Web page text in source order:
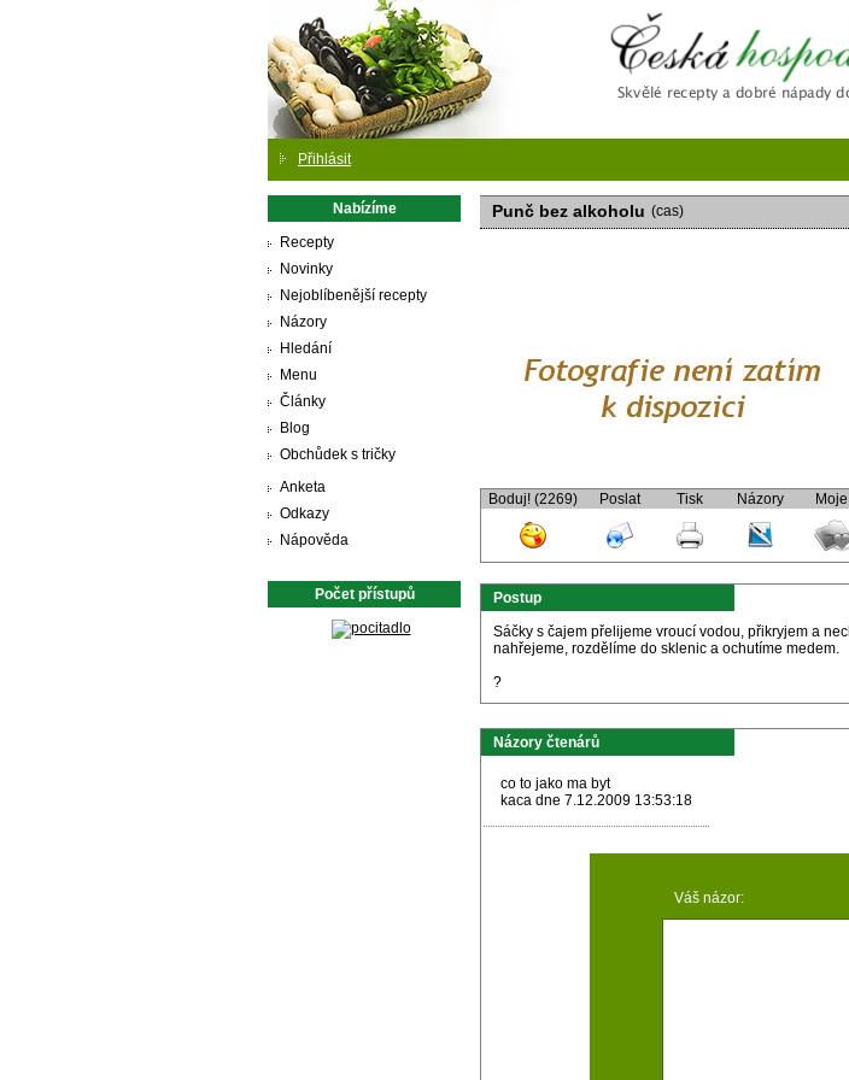
Česká
Přihlásit
Nabízíme
Recepty
Novinky
Nejoblíbenější recepty
Názory
Hledání
Menu
Články
Blog
Obchůdek s tričky
Anketa
Odkazy
Nápověda
Počet přístupů
Punč bez alkoholu (cas)
Boduj! (2269) Poslat Tisk Názory Moje
Postup
Sáčky s čajem přelijeme vroucí vodou, přikryjem a
nahřejeme, rozdělíme do sklenic a ochutíme medem.
?
Názory čtenárů
co to jako ma byt
kaca dne 7.12.2009 13:53:18
Váš názor: